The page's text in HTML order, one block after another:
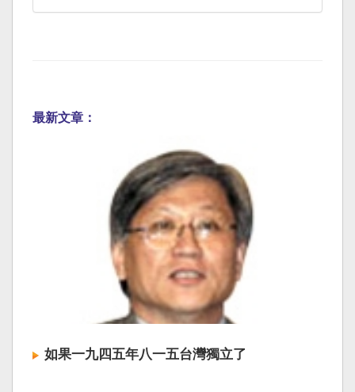
最新文章：
如果一九四五年八一五台灣獨立了